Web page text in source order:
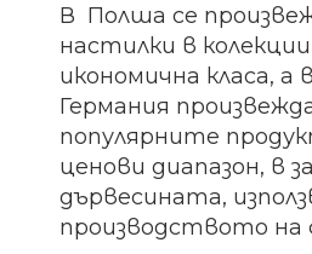
В Полша се
настилки в
икономична класа, а
Германия
популярните
ценови диапазон, в
дървесината,
производството на